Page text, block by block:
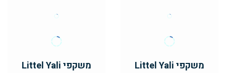
משקפי Littel Yali משקפי Littel Yali